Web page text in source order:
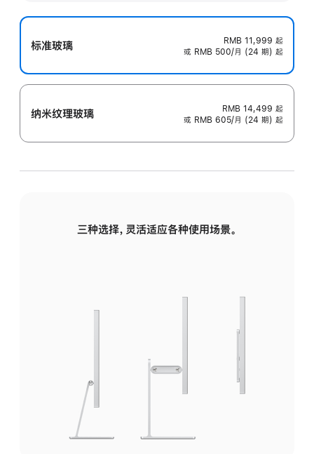
标准玻璃 RMB 11,999 起
或 RMB 500/月 (24 期) 起
纳米纹理玻璃 RMB 14,499 起
或 RMB 605/月 (24 期) 起
三种选择，灵活适应各种使用场景。